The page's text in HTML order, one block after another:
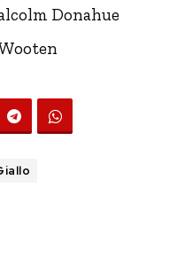
Donahue